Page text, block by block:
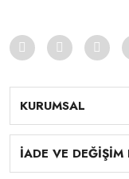
KURUMSAL
İADE VE DEĞİŞİM